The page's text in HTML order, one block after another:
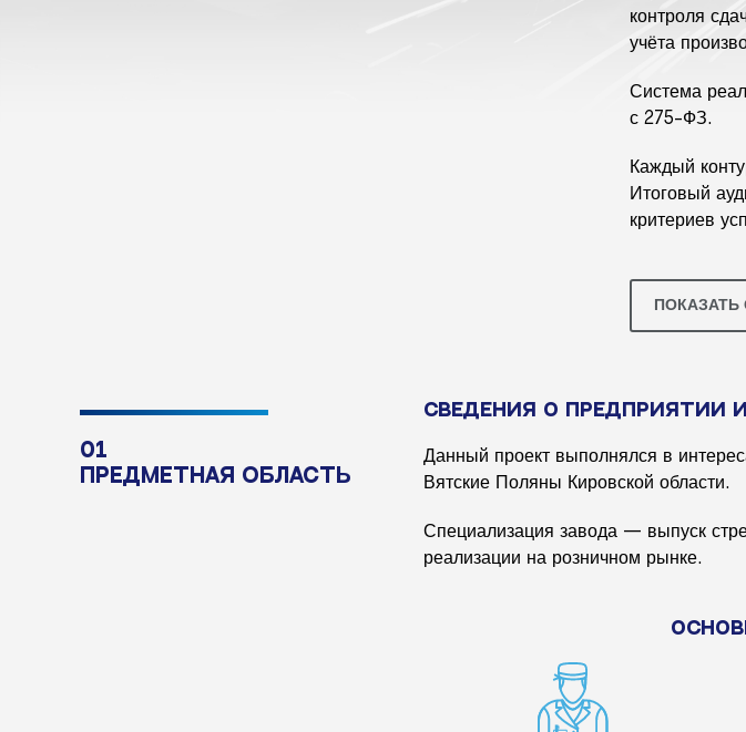
контроля
учёта
Система
с 275-ФЗ.
Каждый
Итоговый
критериев
01
Предметная область
СВЕДЕНИЯ О ПРЕДПРИЯТИИ
Данный проект выполнялся в
Вятские Поляны Кировской области.
Специализация завода — выпуск
реализации на розничном рынке.